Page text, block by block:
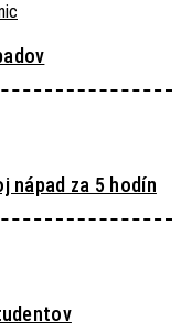
nápad za 5 hodín